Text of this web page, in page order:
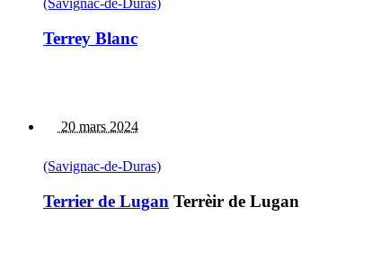
(Savignac-de-Duras)
Terrey Blanc
20 mars 2024
(Savignac-de-Duras)
Terrier de Lugan Terrèir de Lugan